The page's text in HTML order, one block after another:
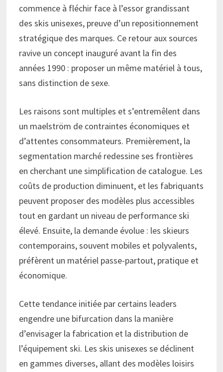
commence à fléchir face à l’essor grandissant
des skis unisexes, preuve d’un repositionnement
stratégique des marques. Ce retour aux sources
ravive un concept inauguré avant la fin des
années 1990 : proposer un même matériel à tous,
sans distinction de sexe.
Les raisons sont multiples et s’entremêlent dans
un maelström de contraintes économiques et
d’attentes consommateurs. Premièrement, la
segmentation marché redessine ses frontières
en cherchant une simplification de catalogue. Les
coûts de production diminuent, et les fabriquants
peuvent proposer des modèles plus accessibles
tout en gardant un niveau de performance ski
élevé. Ensuite, la demande évolue : les skieurs
contemporains, souvent mobiles et polyvalents,
préfèrent un matériel passe-partout, pratique et
économique.
Cette tendance initiée par certains leaders
engendre une bifurcation dans la manière
d’envisager la fabrication et la distribution de
l’équipement ski. Les skis unisexes se déclinent
en gammes diverses, allant des modèles loisirs